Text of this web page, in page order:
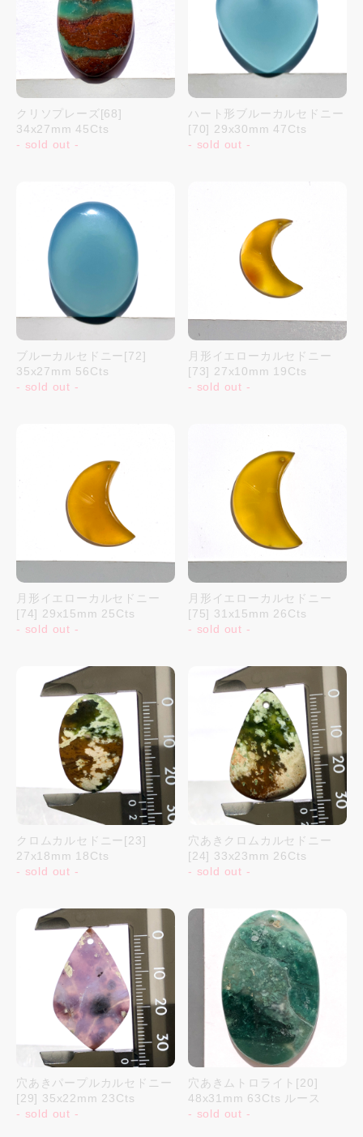
クリソプレーズ[68]
34x27mm 45Cts
- sold out -
ハート形ブルーカルセドニー
[70] 29x30mm 47Cts
- sold out -
ブルーカルセドニー[72]
35x27mm 56Cts
- sold out -
月形イエローカルセドニー
[73] 27x10mm 19Cts
- sold out -
月形イエローカルセドニー
[74] 29x15mm 25Cts
- sold out -
月形イエローカルセドニー
[75] 31x15mm 26Cts
- sold out -
クロムカルセドニー[23]
27x18mm 18Cts
- sold out -
穴あきクロムカルセドニー
[24] 33x23mm 26Cts
- sold out -
穴あきパープルカルセドニー
[29] 35x22mm 23Cts
- sold out -
穴あきムトロライト[20]
48x31mm 63Cts ルース
- sold out -